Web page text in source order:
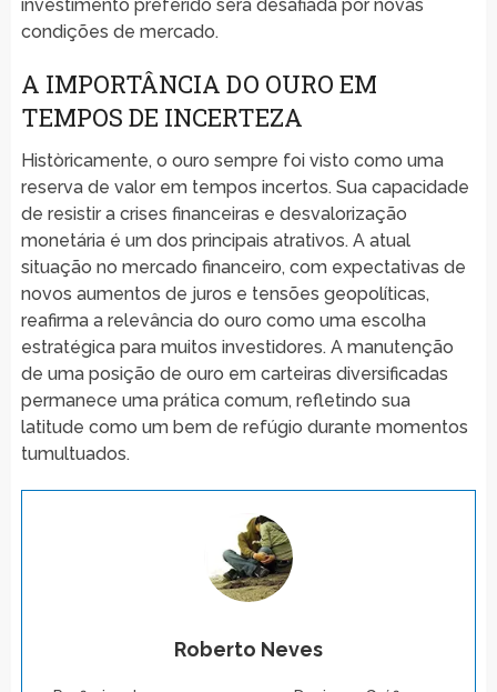
investimento preferido será desafiada por novas
condições de mercado.
A IMPORTÂNCIA DO OURO EM
TEMPOS DE INCERTEZA
Històricamente, o ouro sempre foi visto como uma
reserva de valor em tempos incertos. Sua capacidade
de resistir a crises financeiras e desvalorização
monetária é um dos principais atrativos. A atual
situação no mercado financeiro, com expectativas de
novos aumentos de juros e tensões geopolíticas,
reafirma a relevância do ouro como uma escolha
estratégica para muitos investidores. A manutenção
de uma posição de ouro em carteiras diversificadas
permanece uma prática comum, refletindo sua
latitude como um bem de refúgio durante momentos
tumultuados.
Roberto Neves